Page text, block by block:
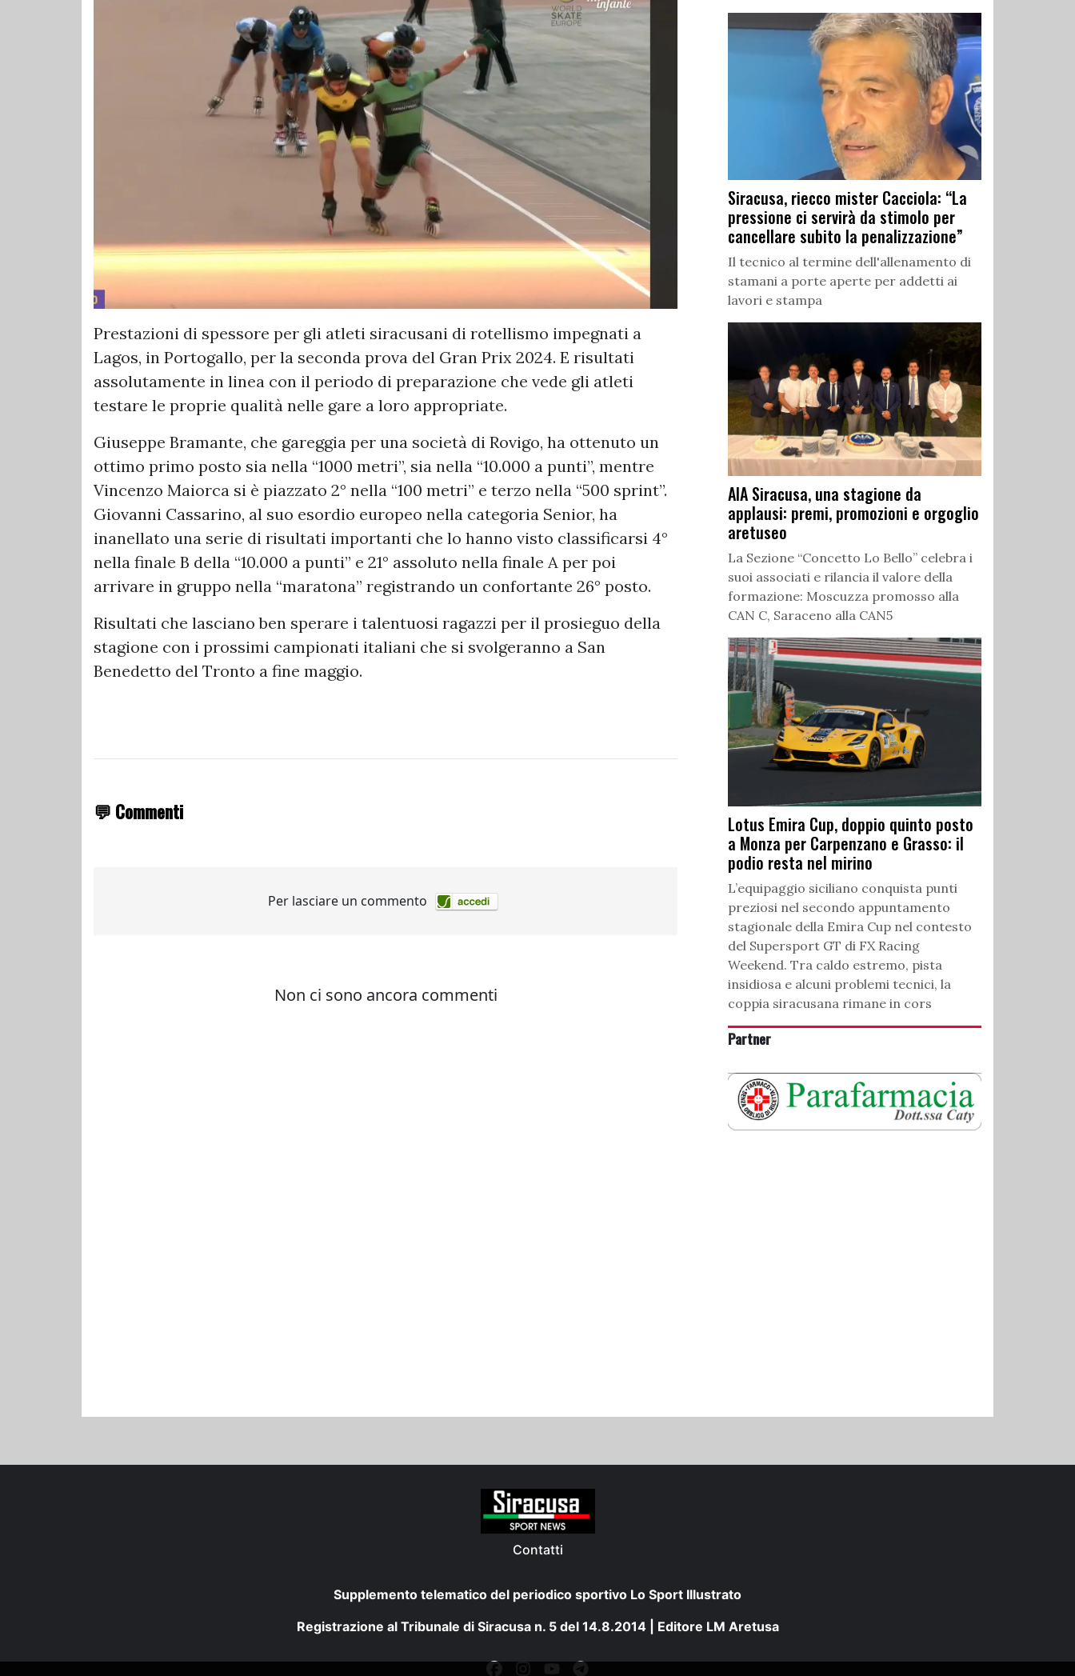
Prestazioni di spessore per gli atleti siracusani di rotellismo impegnati a
Lagos, in Portogallo, per la seconda prova del Gran Prix 2024. E risultati
assolutamente in linea con il periodo di preparazione che vede gli atleti
testare le proprie qualità nelle gare a loro appropriate.
Giuseppe Bramante, che gareggia per una società di Rovigo, ha ottenuto un
ottimo primo posto sia nella “1000 metri”, sia nella “10.000 a punti”, mentre
Vincenzo Maiorca si è piazzato 2° nella “100 metri” e terzo nella “500 sprint”.
Giovanni Cassarino, al suo esordio europeo nella categoria Senior, ha
inanellato una serie di risultati importanti che lo hanno visto classificarsi 4°
nella finale B della “10.000 a punti” e 21° assoluto nella finale A per poi
arrivare in gruppo nella “maratona” registrando un confortante 26° posto.
Risultati che lasciano ben sperare i talentuosi ragazzi per il prosieguo della
stagione con i prossimi campionati italiani che si svolgeranno a San
Benedetto del Tronto a fine maggio.
💬 Commenti
Siracusa, riecco mister Cacciola: “La
pressione ci servirà da stimolo per
cancellare subito la penalizzazione”
Il tecnico al termine dell'allenamento di
stamani a porte aperte per addetti ai
lavori e stampa
AIA Siracusa, una stagione da
applausi: premi, promozioni e orgoglio
aretuseo
La Sezione “Concetto Lo Bello” celebra i
suoi associati e rilancia il valore della
formazione: Moscuzza promosso alla
CAN C, Saraceno alla CAN5
Lotus Emira Cup, doppio quinto posto
a Monza per Carpenzano e Grasso: il
podio resta nel mirino
L’equipaggio siciliano conquista punti
preziosi nel secondo appuntamento
stagionale della Emira Cup nel contesto
del Supersport GT di FX Racing
Weekend. Tra caldo estremo, pista
insidiosa e alcuni problemi tecnici, la
coppia siracusana rimane in cors
Partner
Contatti
Supplemento telematico del periodico sportivo Lo Sport Illustrato
Registrazione al Tribunale di Siracusa n. 5 del 14.8.2014 | Editore LM Aretusa